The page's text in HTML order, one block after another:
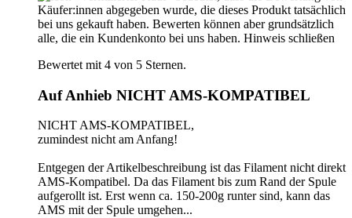
Käufer:innen abgegeben wurde, die dieses Produkt tatsächlich
bei uns gekauft haben. Bewerten können aber grundsätzlich
alle, die ein Kundenkonto bei uns haben. Hinweis schließen
Bewertet mit 4 von 5 Sternen.
Auf Anhieb NICHT AMS-KOMPATIBEL
NICHT AMS-KOMPATIBEL,
zumindest nicht am Anfang!
Entgegen der Artikelbeschreibung ist das Filament nicht direkt
AMS-Kompatibel. Da das Filament bis zum Rand der Spule
aufgerollt ist. Erst wenn ca. 150-200g runter sind, kann das
AMS mit der Spule umgehen...